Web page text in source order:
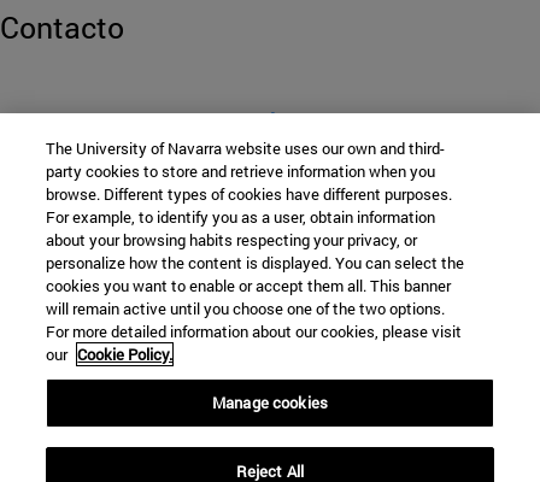
Contacto
Edificio Ismael Sánchez Bella
Campus Universitario s. / n.
Pamplona31009Navarra
España
Tel. +34 948 42 56 00
sececonom@unav.es
© Universidad de Navarra
The University of Navarra website uses our own and third-
party cookies to store and retrieve information when you
browse. Different types of cookies have different purposes.
For example, to identify you as a user, obtain information
about your browsing habits respecting your privacy, or
personalize how the content is displayed. You can select the
cookies you want to enable or accept them all. This banner
will remain active until you choose one of the two options.
For more detailed information about our cookies, please visit
our Cookie Policy.
Manage cookies
Reject All